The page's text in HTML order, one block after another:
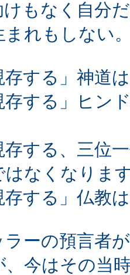
けもなく自分
まれもしない
存する」神道
存する」ヒン
存する、三位
はなくなりま
存する」仏教
ラーの預言者
、今はその当